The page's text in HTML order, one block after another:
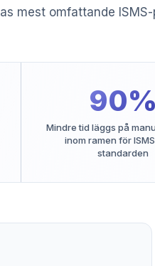
mest omfattande
90%
Mindre tid läggs på
inom ramen för
standarden